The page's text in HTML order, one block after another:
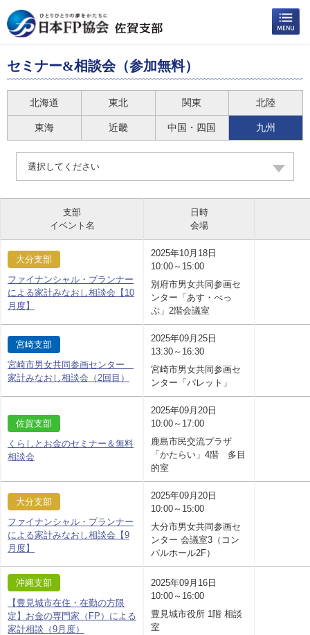
セミナー&相談会（参加無料）
北海道 東北 関東 北陸
東海 近畿 中国・四国 九州
選択してください
支部
イベント名
日時
会場
大分支部
ファイナンシャル・プランナー
による家計みなおし相談会【10
月度】
2025年10月18日
10:00～15:00
別府市男女共同参画セ
ンター「あす・べっ
ぷ」2階会議室
宮崎支部
宮崎市男女共同参画センター
家計みなおし相談会（2回目）
2025年09月25日
13:30～16:30
宮崎市男女共同参画セ
ンター「パレット」
佐賀支部
くらしとお金のセミナー＆無料
相談会
2025年09月20日
10:00～17:00
鹿島市民交流プラザ
「かたらい」4階 多目
的室
大分支部
ファイナンシャル・プランナー
による家計みなおし相談会【9
月度】
2025年09月20日
10:00～15:00
大分市男女共同参画セ
ンター 会議室3（コン
パルホール2F）
沖縄支部
【豊見城市在住・在勤の方限
定】お金の専門家（FP）による
家計相談（9月度）
2025年09月16日
10:00～16:00
豊見城市役所 1階 相談
室